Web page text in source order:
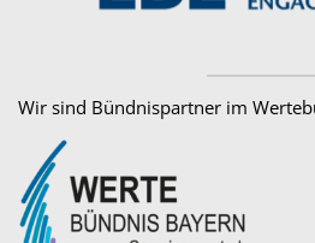
Wir sind Bündnispartner im